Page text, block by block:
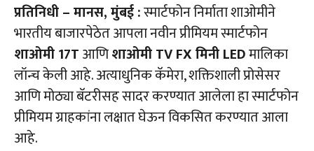
प्रतिनिधी – मानस, मुंबई :स्मार्टफोन निर्माता शाओमीने
भारतीय बाजारपेठेत आपला नवीन प्रीमियम स्मार्टफोन
शाओमी 17Tआणिशाओमी TV FX मिनी LEDमालिका
लॉन्च केली आहे. अत्याधुनिक कॅमेरा, शक्तिशाली प्रोसेसर
आणि मोठ्या बॅटरीसह सादर करण्यात आलेला हा स्मार्टफोन
प्रीमियम ग्राहकांना लक्षात घेऊन विकसित करण्यात आला
आहे.